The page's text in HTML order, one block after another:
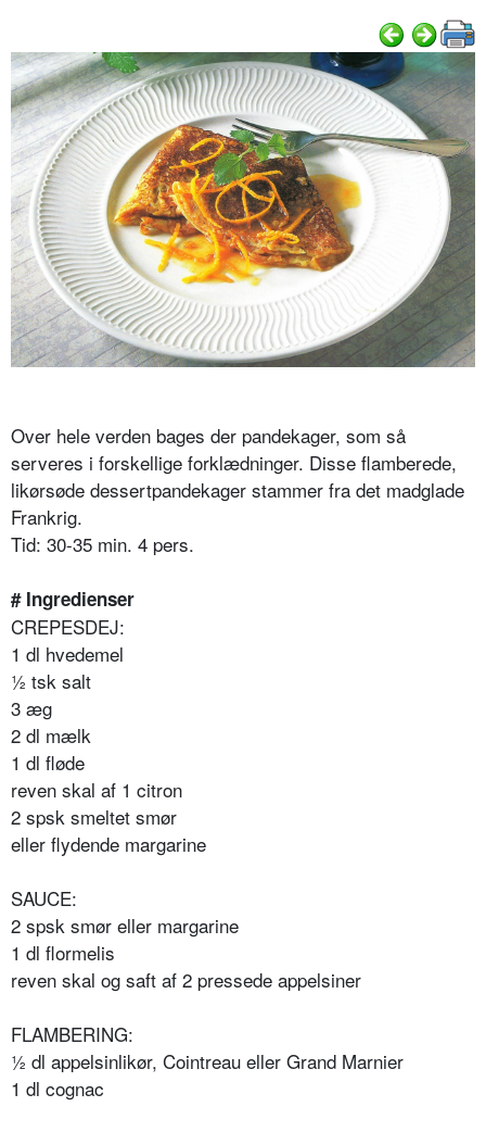
Over hele verden bages der pandekager, som så
serveres i forskellige forklædninger. Disse flamberede,
likørsøde dessertpandekager stammer fra det madglade
Frankrig.
Tid: 30-35 min. 4 pers.
# Ingredienser
CREPESDEJ:
1 dl hvedemel
½ tsk salt
3 æg
2 dl mælk
1 dl fløde
reven skal af 1 citron
2 spsk smeltet smør
eller flydende margarine
SAUCE:
2 spsk smør eller margarine
1 dl flormelis
reven skal og saft af 2 pressede appelsiner
FLAMBERING:
½ dl appelsinlikør, Cointreau eller Grand Marnier
1 dl cognac